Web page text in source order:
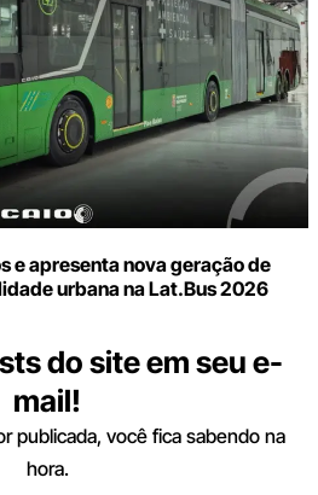
e apresenta nova geração de
urbana na Lat.Bus 2026
do site em seu e-
mail!
publicada, você fica sabendo na
hora.